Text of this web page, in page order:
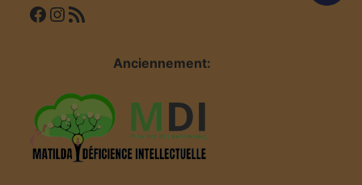
Facebook InstagramFlux RSS
Anciennement: